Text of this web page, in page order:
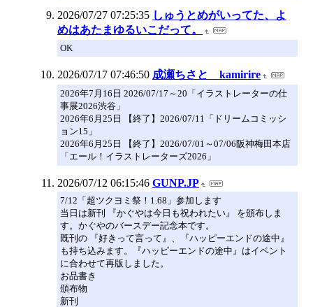
2026/07/27 07:25:35 しゅうとめがいってた、よ
めはあたまゆるいこだって。
OK
2026/07/17 07:46:50 成瀬ちさと kamirire
2026年7月16日 2026/07/17～20「イラストレーターの仕
事展2026渋谷」
2026年6月25日 【終了】2026/07/11「ドリームコミッシ
ョン15」
2026年6月25日 【終了】2026/07/01～07/06阪神梅田本店
「エール！イラストレーターズ2026」
2026/07/12 06:15:46 GUNP.JP
7/12「超ツクヨミ祭！1.68」参加します
当日は新刊 『かぐやは今日も祝われたい』 を頒布しま
す。かぐやのバースデー記念本です。
既刊の 『好きって言って』、『ハッピーエンドの途中』
も持ち込みます。『ハッピーエンドの途中』はイベント
に合わせて再版しました。
お品書き
頒布物
新刊